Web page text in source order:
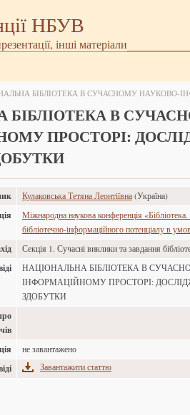
НБУВ
інші матеріали
БІБЛІОТЕКА В
ПРОСТОРІ:
Кулаковська Тетяна Леонтіївна (Україна)
Міжнародна наукова конференція
бібліотечно-інформаційного потенціалу в
Секція 1. Сучасні виклики та завдання
НАЦІОНАЛЬНА БІБЛІОТЕКА В
ІНФОРМАЦІЙНОМУ ПРОСТОРІ:
ЗДОБУТКИ
не завантажено
Завантажити статтю